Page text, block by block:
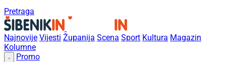
Pretraga
Najnovije Vijesti Županija Scena Sport Kultura Magazin
Kolumne
Promo